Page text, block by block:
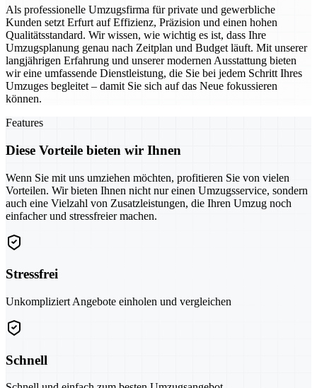
Als professionelle Umzugsfirma für private und gewerbliche
Kunden setzt Erfurt auf Effizienz, Präzision und einen hohen
Qualitätsstandard. Wir wissen, wie wichtig es ist, dass Ihre
Umzugsplanung genau nach Zeitplan und Budget läuft. Mit unserer
langjährigen Erfahrung und unserer modernen Ausstattung bieten
wir eine umfassende Dienstleistung, die Sie bei jedem Schritt Ihres
Umzuges begleitet – damit Sie sich auf das Neue fokussieren
können.
Features
Diese Vorteile bieten wir Ihnen
Wenn Sie mit uns umziehen möchten, profitieren Sie von vielen
Vorteilen. Wir bieten Ihnen nicht nur einen Umzugsservice, sondern
auch eine Vielzahl von Zusatzleistungen, die Ihren Umzug noch
einfacher und stressfreier machen.
Stressfrei
Unkompliziert Angebote einholen und vergleichen
Schnell